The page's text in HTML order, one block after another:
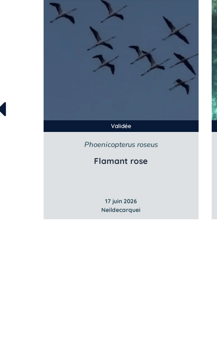
Validée
Phoenicopterus roseus
Flamant rose
17 juin 2026
Neildecarquei